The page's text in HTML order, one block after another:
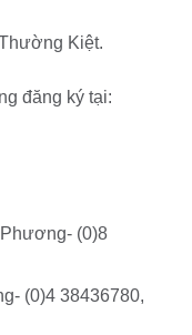
Kiệt.
đăng ký tại:
(0)8
(0)4 38436780,